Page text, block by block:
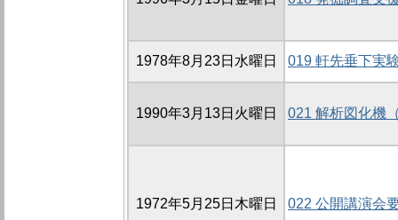
1978年8月23日水曜日 019 軒先垂下実
1990年3月13日火曜日 021 解析図化機
1972年5月25日木曜日 022 公開講演会